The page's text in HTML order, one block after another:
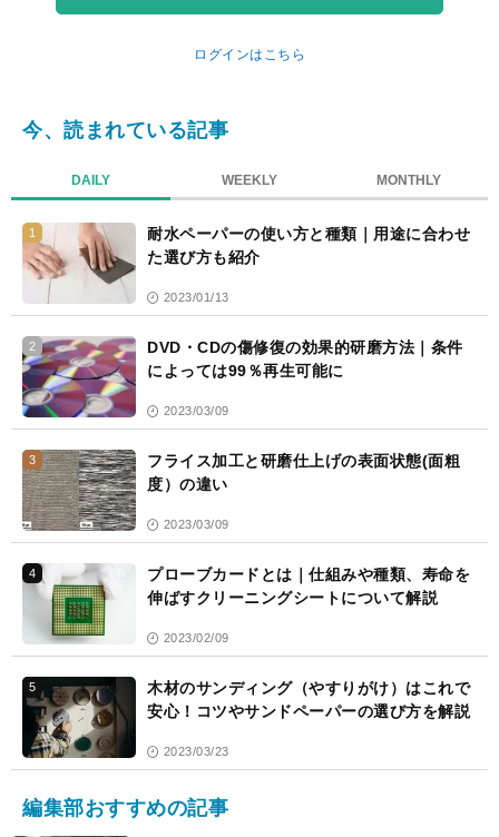
ログインはこちら
今、読まれている記事
DAILY WEEKLY MONTHLY
1
耐水ペーパーの使い方と種類｜用途に合わせ
た選び方も紹介
2023/01/13
2
DVD・CDの傷修復の効果的研磨方法｜条件
によっては99％再生可能に
2023/03/09
3
フライス加工と研磨仕上げの表面状態(面粗
度）の違い
2023/03/09
4
プローブカードとは｜仕組みや種類、寿命を
伸ばすクリーニングシートについて解説
2023/02/09
5
木材のサンディング（やすりがけ）はこれで
安心！コツやサンドペーパーの選び方を解説
2023/03/23
編集部おすすめの記事